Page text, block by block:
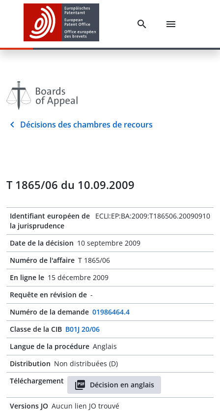
Décisions des chambres de recours
T 1865/06 du 10.09.2009
Identifiant européen de
la jurisprudence
ECLI:EP:BA:2009:T186506.20090910
Date de la décision 10 septembre 2009
Numéro de l'affaire T 1865/06
En ligne le 15 décembre 2009
Requête en révision de -
Numéro de la demande 01986464.4
Classe de la CIB B01J 20/06
Langue de la procédure Anglais
Distribution Non distribuées (D)
Téléchargement
Décision en anglais
Versions JO Aucun lien JO trouvé